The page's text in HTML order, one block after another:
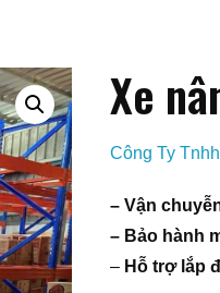
Xe
Công Ty
– Vận
– Bảo hành
– Hỗ trợ lắp